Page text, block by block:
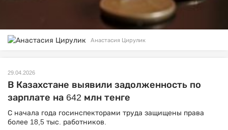
Анастасия Цирулик
29.04.2026
В Казахстане выявили задолженность по
зарплате на 642 млн тенге
С начала года госинспекторами труда защищены права
более 18,5 тыс. работников.